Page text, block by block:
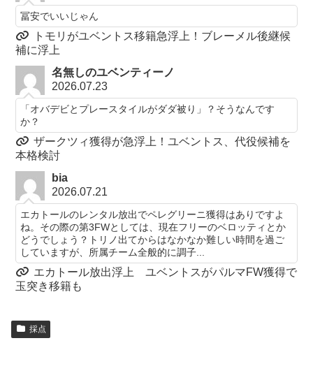
冨安でいいじゃん
トモリがユベントス移籍急浮上！ブレーメル後継候
補に浮上
名無しのユベンティーノ
2026.07.23
「オバデビとプレースタイルがダダ被り」？そうなんです
か？
ザークツィ獲得が急浮上！ユベントス、代役候補を
本格検討
bia
2026.07.21
エカトールのレンタル放出でペレグリーニ獲得はありですよ
ね。その際の第3FWとしては、現在フリーのベロッティとか
どうでしょう？トリノ出てからはなかなか難しい時間を過ご
していますが、所属チーム全般的に調子...
エカトール放出浮上 ユベントスがパルマFW獲得で
玉突き移籍も
採点